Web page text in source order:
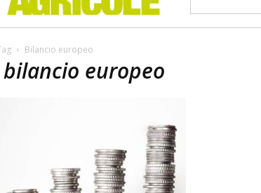
Bilancio europeo
bilancio europeo